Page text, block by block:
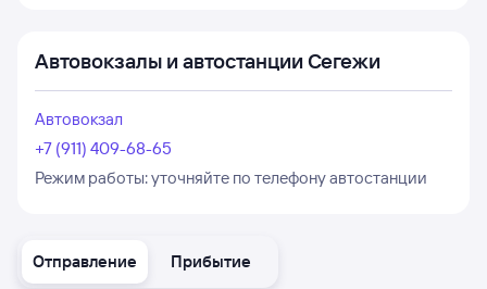
Отправление Прибытие
Автовокзалы и автостанции Сегежи
Автовокзал
+7 (911) 409-68-65
Режим работы:уточняйте по телефону автостанции